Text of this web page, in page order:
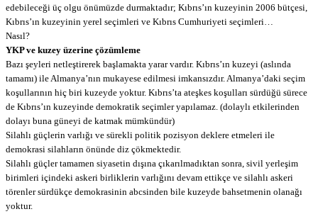
edebileceği üç olgu önümüzde durmaktadır; Kıbrıs’ın kuzeyinin 2006 bütçesi,
Kıbrıs’ın kuzeyinin yerel seçimleri ve Kıbrıs Cumhuriyeti seçimleri…
Nasıl?
YKP ve kuzey üzerine çözümleme
Bazı şeyleri netleştirerek başlamakta yarar vardır. Kıbrıs’ın kuzeyi (aslında
tamamı) ile Almanya’nın mukayese edilmesi imkansızdır. Almanya’daki seçim
koşullarının hiç biri kuzeyde yoktur. Kıbrıs’ta ateşkes koşulları sürdüğü sürece
de Kıbrıs’ın kuzeyinde demokratik seçimler yapılamaz. (dolaylı etkilerinden
dolayı buna güneyi de katmak mümkündür)
Silahlı güçlerin varlığı ve sürekli politik pozisyon deklere etmeleri ile
demokrasi silahların önünde diz çökmektedir.
Silahlı güçler tamamen siyasetin dışına çıkarılmadıktan sonra, sivil yerleşim
birimleri içindeki askeri birliklerin varlığını devam ettikçe ve silahlı askeri
törenler sürdükçe demokrasinin abcsinden bile kuzeyde bahsetmenin olanağı
yoktur.